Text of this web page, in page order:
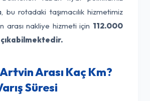
bu rotadaki taşımacılık hizmetimiz
arası nakliye hizmeti için 112.000
Arası Kaç Km?
Süresi